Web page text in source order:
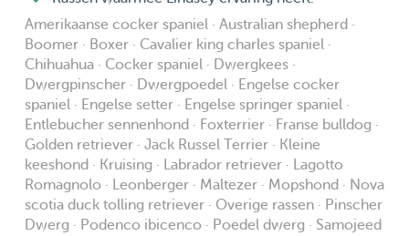
needs of your dog and how its treated at home so it has
less impact on your dog. Furthermore it's good to know I
only walk dogs on a leash.
We moved to Saendelft (Assendelft) in 2023 where you
can walk dogs very nicely. The neighborhood is
surrounded by a dike without traffic, so dogs can sniff
around as much as they like. Something I like to take the
time for! ;)
Amerikaanse cocker spaniel · Australian shepherd ·
Boomer · Boxer · Cavalier king charles spaniel ·
Chihuahua · Cocker spaniel · Dwergkees ·
Dwergpinscher · Dwergpoedel · Engelse cocker
spaniel · Engelse setter · Engelse springer spaniel ·
Entlebucher sennenhond · Foxterrier · Franse bulldog ·
Golden retriever · Jack Russel Terrier · Kleine
keeshond · Kruising · Labrador retriever · Lagotto
Romagnolo · Leonberger · Maltezer · Mopshond · Nova
scotia duck tolling retriever · Overige rassen · Pinscher
Dwerg · Podenco ibicenco · Poedel dwerg · Samojeed